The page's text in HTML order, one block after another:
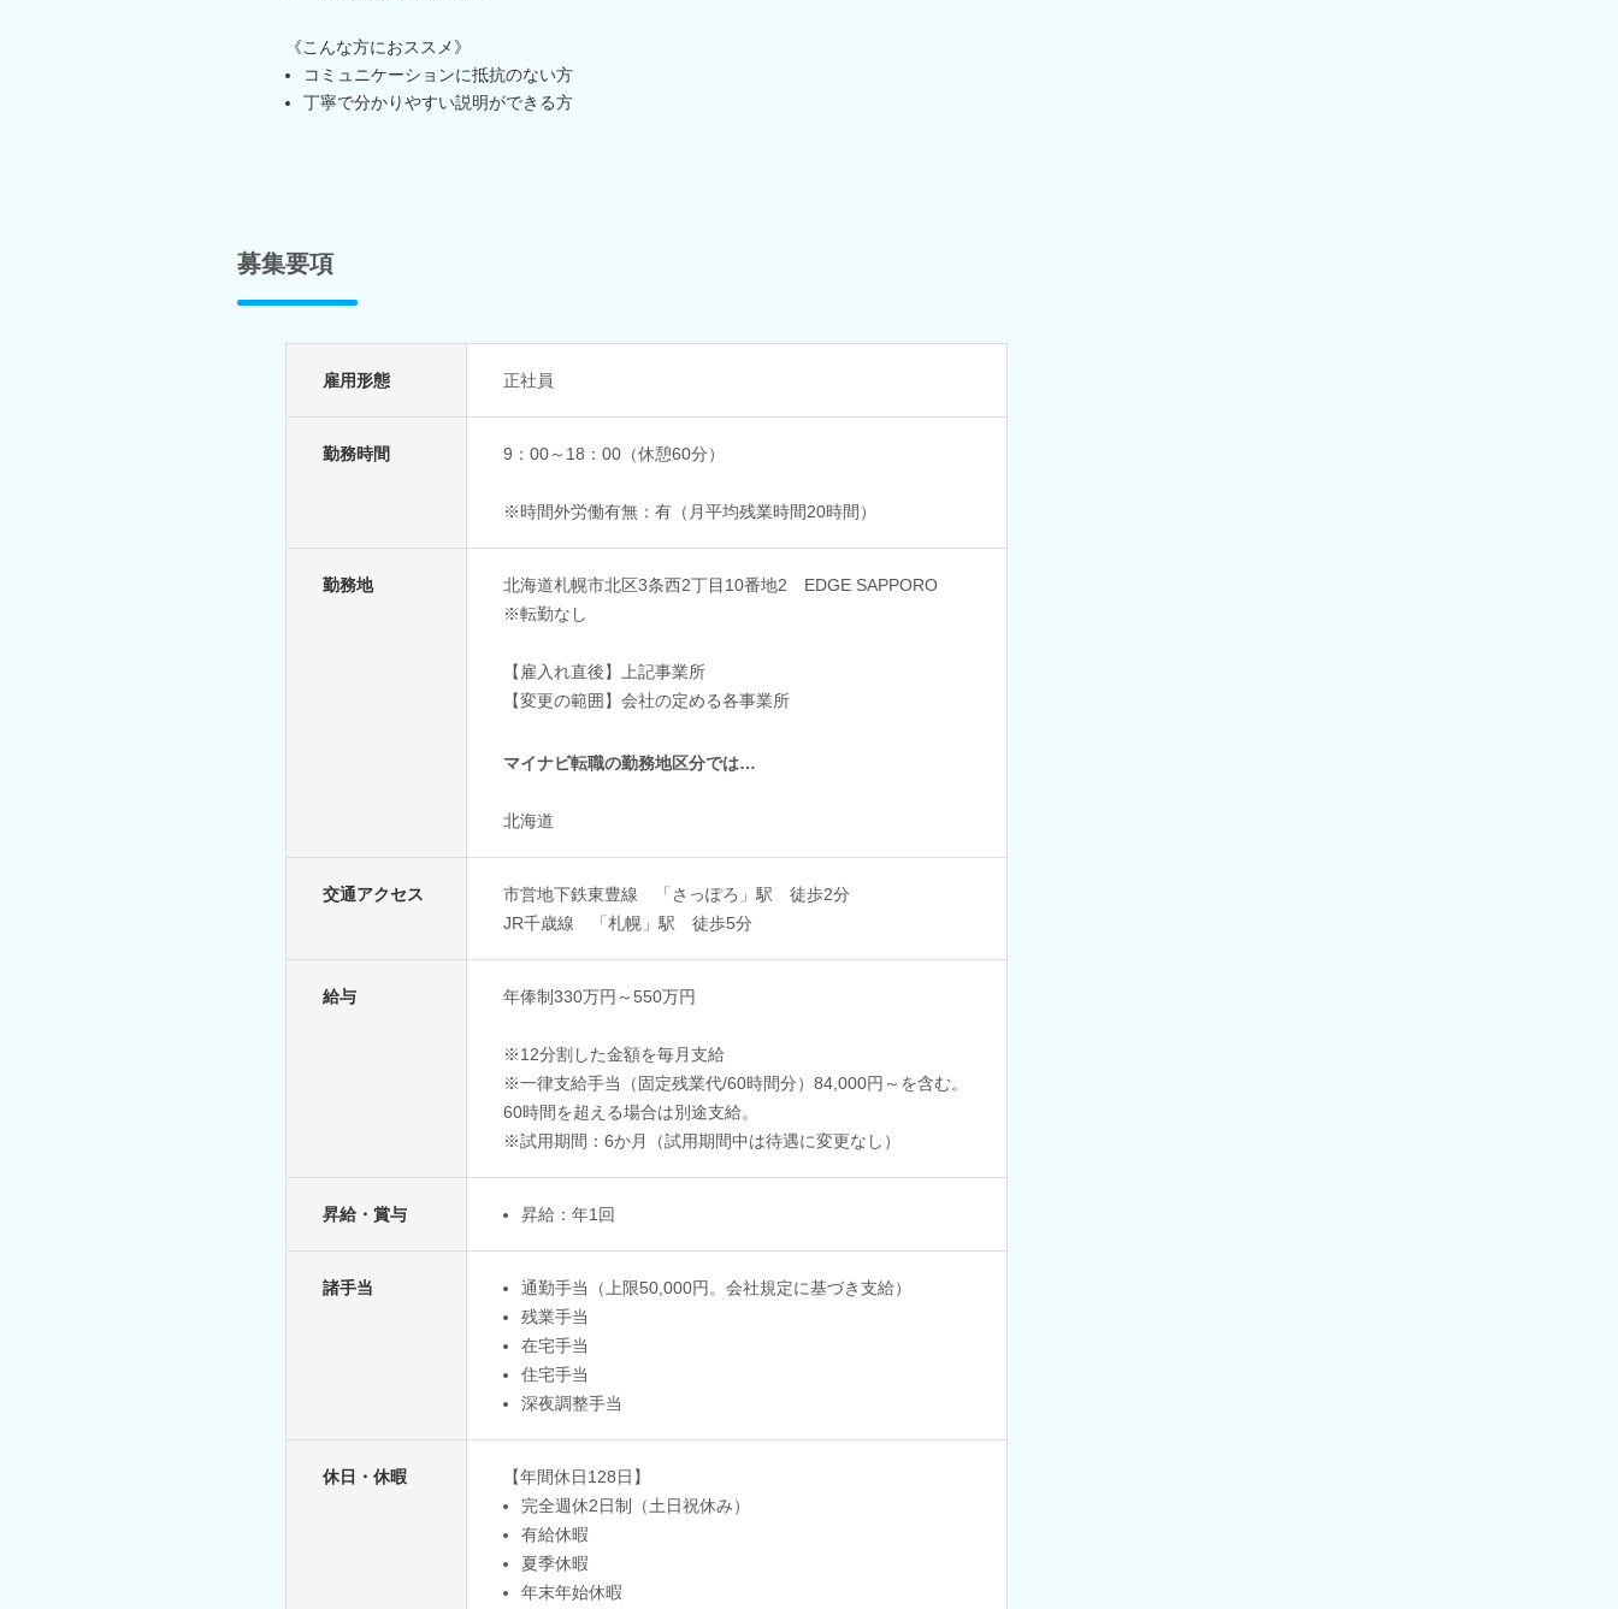
《こんな方におススメ》
コミュニケーションに抵抗のない方
丁寧で分かりやすい説明ができる方
募集要項
雇用形態 正社員
勤務時間 9：00～18：00（休憩60分）
※時間外労働有無：有（月平均残業時間20時間）
勤務地
北海道札幌市北区3条西2丁目10番地2 EDGE SAPPORO
※転勤なし
【雇入れ直後】上記事業所
【変更の範囲】会社の定める各事業所
マイナビ転職の勤務地区分では…
北海道
交通アクセス
市営地下鉄東豊線 「さっぽろ」駅 徒歩2分
JR千歳線 「札幌」駅 徒歩5分
給与 年俸制330万円～550万円
※12分割した金額を毎月支給
※一律支給手当（固定残業代/60時間分）84,000円～を含む。
60時間を超える場合は別途支給。
※試用期間：6か月（試用期間中は待遇に変更なし）
昇給・賞与 昇給：年1回
諸手当
通勤手当（上限50,000円。会社規定に基づき支給）
残業手当
在宅手当
住宅手当
深夜調整手当
休日・休暇
【年間休日128日】
完全週休2日制（土日祝休み）
有給休暇
夏季休暇
年末年始休暇